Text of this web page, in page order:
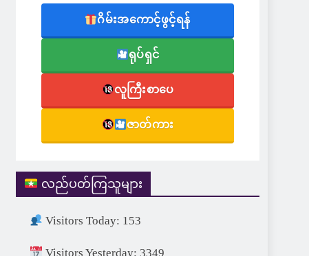
ဂိမ်းအကောင့်ဖွင့်ရန်
ရုပ်ရှင်
လူကြီးစာပေ
ဇာတ်ကား
လည်ပတ်ကြသူများ
Visitors Today: 153
Visitors Yesterday: 3349